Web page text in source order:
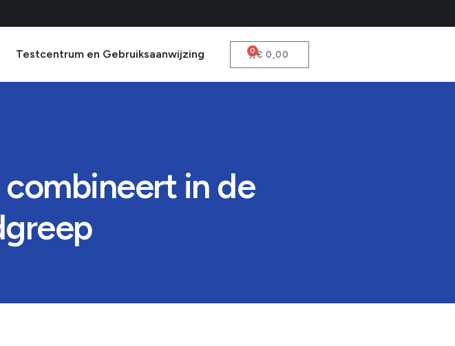
Testcentrum en Gebruiksaanwijzing € 0,00
0
in de